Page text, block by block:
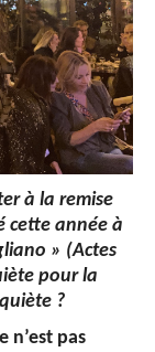
à la remise
cette année à
» (Actes
pour la
?
n’est pas